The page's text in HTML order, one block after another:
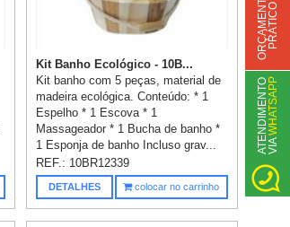
Kit Banho Ecológico - 10B...
Kit banho com 5 peças, material de
madeira ecológica. Conteúdo: * 1
Espelho * 1 Escova * 1
Massageador * 1 Bucha de banho *
1 Esponja de banho Incluso grav...
REF.: 10BR12339
DETALHES colocar no carrinho
O
R
Ç
A
M
E
N
T
O
P
R
Á
T
I
CO
A
TE
N
D
I
M
E
N
T
O
V
I
AWHATSAPP